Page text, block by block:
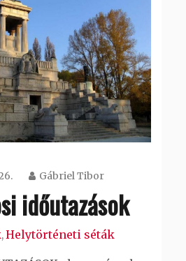
Gábriel Tibor
időutazások
,Helytörténeti séták